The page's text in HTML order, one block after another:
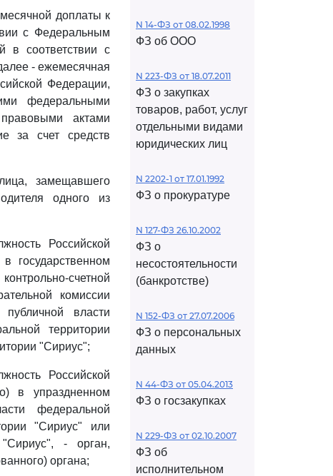
доплаты к
с Федеральным
в соответствии с
- ежемесячная
Федерации,
федеральными
актами
за счет средств
замещавшего
одного из
Российской
государственном
счетной
комиссии
власти
территории
"Сириус";
Российской
в упраздненном
федеральной
"Сириус" или
"Сириус", - орган,
органа;
N 14-ФЗ от 08.02.1998
ФЗ об ООО
N 223-ФЗ от 18.07.2011
ФЗ о закупках
товаров, работ, услуг
отдельными видами
юридических лиц
N 2202-1 от 17.01.1992
ФЗ о прокуратуре
N 127-ФЗ 26.10.2002
ФЗ о
несостоятельности
(банкротстве)
N 152-ФЗ от 27.07.2006
ФЗ о персональных
данных
N 44-ФЗ от 05.04.2013
ФЗ о госзакупках
N 229-ФЗ от 02.10.2007
ФЗ об
исполнительном